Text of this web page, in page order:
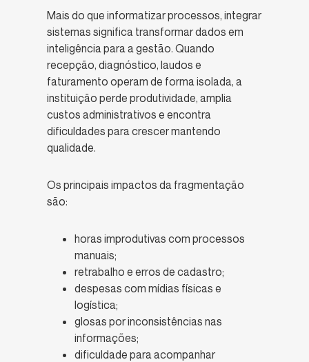
Mais do que informatizar processos, integrar
sistemas significa transformar dados em
inteligência para a gestão. Quando
recepção, diagnóstico, laudos e
faturamento operam de forma isolada, a
instituição perde produtividade, amplia
custos administrativos e encontra
dificuldades para crescer mantendo
qualidade.
Os principais impactos da fragmentação
são:
horas improdutivas com processos
manuais;
retrabalho e erros de cadastro;
despesas com mídias físicas e
logística;
glosas por inconsistências nas
informações;
dificuldade para acompanhar